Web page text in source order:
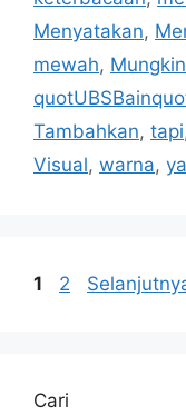
Menyatakan,
mewah, Mungkin
Tambahkan, tapi
Visual, warna,
Halaman
1 Halaman
2
Cari